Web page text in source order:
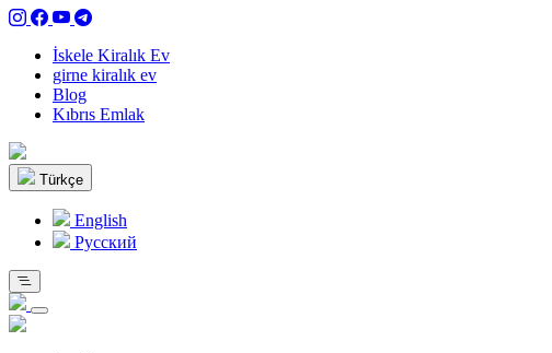
İskele Kiralık Ev
girne kiralık ev
Blog
Kıbrıs Emlak
Türkçe
English
Pусский